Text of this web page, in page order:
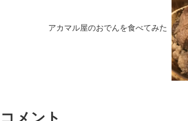
アカマル屋のおでんを食べてみた
コメント